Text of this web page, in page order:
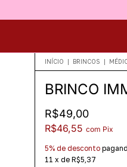
INÍCIO | BRINCOS |
BRINCO
R$49,00
R$46,55 com Pix
5% de desconto
11 x de R$5,37